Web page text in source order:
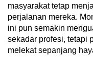
masyarakat tetap
perjalanan mereka.
ini pun semakin
sekadar profesi, tetapi
melekat sepanjang